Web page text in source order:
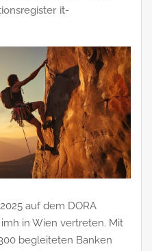
it-
auf dem DORA
in Wien vertreten. Mit
begleiteten Banken